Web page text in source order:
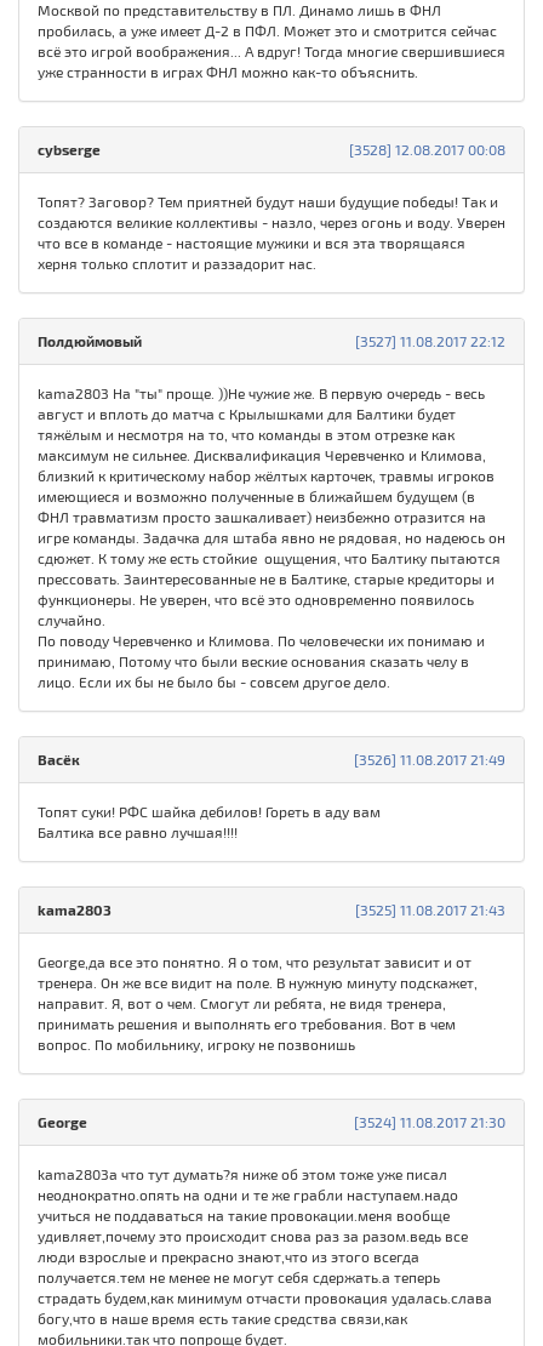
Москвой по представительству в ПЛ. Динамо лишь в ФНЛ
пробилась, а уже имеет Д-2 в ПФЛ. Может это и смотрится сейчас
всё это игрой воображения... А вдруг! Тогда многие свершившиеся
уже странности в играх ФНЛ можно как-то объяснить.
[3528] 12.08.2017 00:08
cybserge
Топят? Заговор? Тем приятней будут наши будущие победы! Так и
создаются великие коллективы - назло, через огонь и воду. Уверен
что все в команде - настоящие мужики и вся эта творящаяся
херня только сплотит и раззадорит нас.
[3527] 11.08.2017 22:12
Полдюймовый
kama2803 На "ты" проще. ))Не чужие же. В первую очередь - весь
август и вплоть до матча с Крылышками для Балтики будет
тяжёлым и несмотря на то, что команды в этом отрезке как
максимум не сильнее. Дисквалификация Черевченко и Климова,
близкий к критическому набор жёлтых карточек, травмы игроков
имеющиеся и возможно полученные в ближайшем будущем (в
ФНЛ травматизм просто зашкаливает) неизбежно отразится на
игре команды. Задачка для штаба явно не рядовая, но надеюсь он
сдюжет. К тому же есть стойкие ощущения, что Балтику пытаются
прессовать. Заинтересованные не в Балтике, старые кредиторы и
функционеры. Не уверен, что всё это одновременно появилось
случайно.
По поводу Черевченко и Климова. По человечески их понимаю и
принимаю, Потому что были веские основания сказать челу в
лицо. Если их бы не было бы - совсем другое дело.
[3526] 11.08.2017 21:49
Васёк
Топят суки! РФС шайка дебилов! Гореть в аду вам
Балтика все равно лучшая!!!!
[3525] 11.08.2017 21:43
kama2803
George,да все это понятно. Я о том, что результат зависит и от
тренера. Он же все видит на поле. В нужную минуту подскажет,
направит. Я, вот о чем. Смогут ли ребята, не видя тренера,
принимать решения и выполнять его требования. Вот в чем
вопрос. По мобильнику, игроку не позвонишь
[3524] 11.08.2017 21:30
George
kama2803а что тут думать?я ниже об этом тоже уже писал
неоднократно.опять на одни и те же грабли наступаем.надо
учиться не поддаваться на такие провокации.меня вообще
удивляет,почему это происходит снова раз за разом.ведь все
люди взрослые и прекрасно знают,что из этого всегда
получается.тем не менее не могут себя сдержать.а теперь
страдать будем,как минимум отчасти провокация удалась.слава
богу,что в наше время есть такие средства связи,как
мобильники.так что попроще будет.